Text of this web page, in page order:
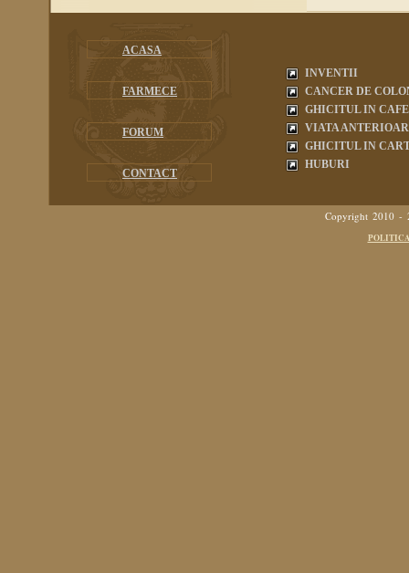
ACASA
FARMECE
FORUM
CONTACT
INVENTII
CANCER DE
GHICITUL IN
VIATA
GHICITUL IN
HUBURI
Copyright 2010